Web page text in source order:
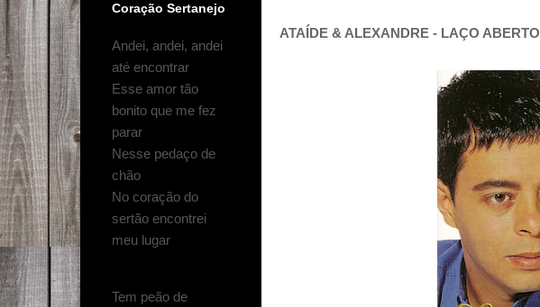
ATAÍDE & ALEXANDRE - LAÇO
Coração Sertanejo
Andei, andei, andei
até encontrar
Esse amor tão
bonito que me fez
parar
Nesse pedaço de
chão
No coração do
sertão encontrei
meu lugar
Tem peão de